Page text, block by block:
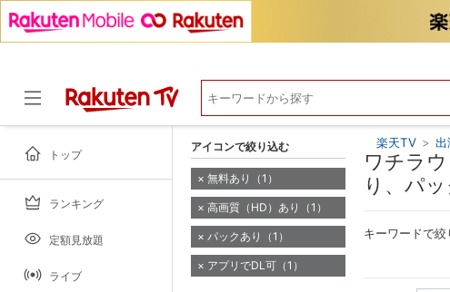
トップ
ランキング
定額見放題
ライブ
楽天TV > 出
ワチラ
り、パ
キーワードで絞
アイコンで絞り込む
無料あり（1）
高画質（HD）あり（1）
パックあり（1）
アプリでDL可（1）